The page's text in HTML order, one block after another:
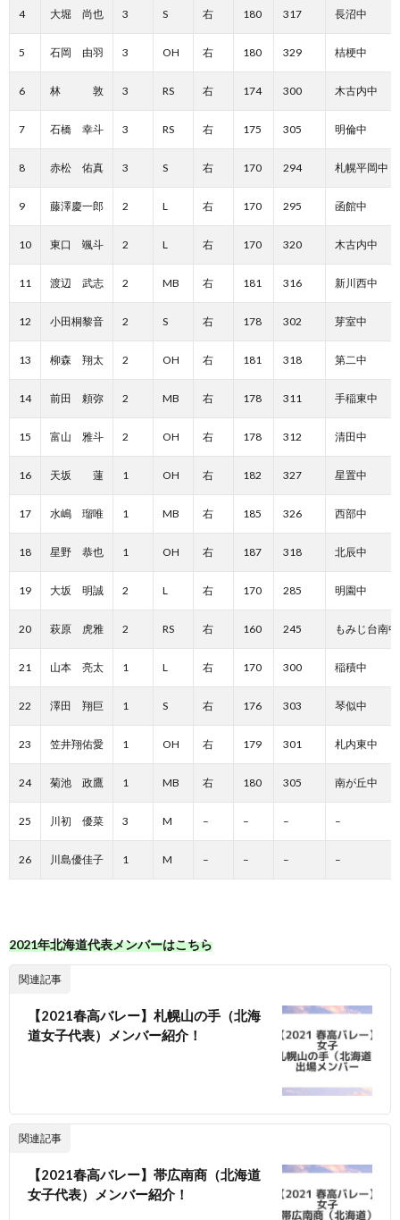
4 大堀 尚也 3 S 右 180 317 長沼中
5 石岡 由羽 3 OH 右 180 329 桔梗中
6 林 敦 3 RS 右 174 300 木古内中
7 石橋 幸斗 3 RS 右 175 305 明倫中
8 赤松 佑真 3 S 右 170 294 札幌平岡中
9 藤澤慶一郎 2 L 右 170 295 函館中
10 東口 颯斗 2 L 右 170 320 木古内中
11 渡辺 武志 2 MB 右 181 316 新川西中
12 小田桐黎音 2 S 右 178 302 芽室中
13 柳森 翔太 2 OH 右 181 318 第二中
14 前田 頼弥 2 MB 右 178 311 手稲東中
15 富山 雅斗 2 OH 右 178 312 清田中
16 天坂 蓮 1 OH 右 182 327 星置中
17 水嶋 瑠唯 1 MB 右 185 326 西部中
18 星野 恭也 1 OH 右 187 318 北辰中
19 大坂 明誠 2 L 右 170 285 明園中
20 萩原 虎雅 2 RS 右 160 245 もみじ台南中
21 山本 亮太 1 L 右 170 300 稲積中
22 澤田 翔巨 1 S 右 176 303 琴似中
23 笠井翔佑愛 1 OH 右 179 301 札内東中
24 菊池 政鷹 1 MB 右 180 305 南が丘中
25 川初 優菜 3 M – – – –
26 川島優佳子 1 M – – – –
2021年北海道代表メンバーはこちら
関連記事
【2021春高バレー】札幌山の手（北海
道女子代表）メンバー紹介！
関連記事
【2021春高バレー】帯広南商（北海道
女子代表）メンバー紹介！